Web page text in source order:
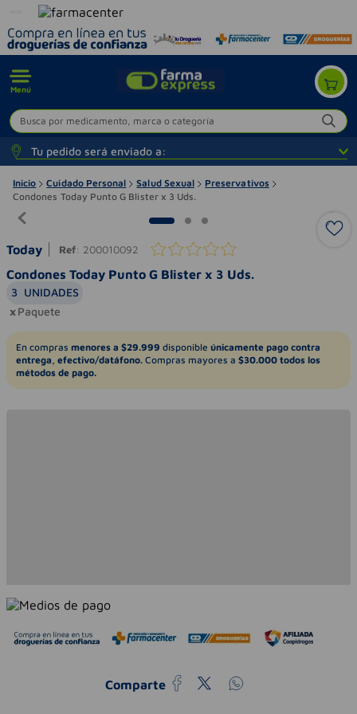
Menú
Busca por medicamento, marca o categoría
Tu pedido será enviado a:
Inicio Cuidado Personal Salud Sexual
Preservativos
Condones Today Punto G Blister x 3 Uds.
Today Ref: 200010092
Condones Today Punto G Blister x 3 Uds.
3 UNIDADES
Paquete
En compras menores a $29.999 disponible únicamente pago contra
entrega, efectivo/datáfono. Compras mayores a $30.000 todos los
métodos de pago.
Comparte